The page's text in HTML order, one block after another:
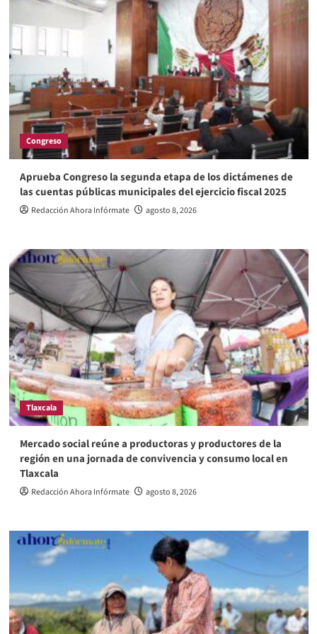
Congreso
Aprueba Congreso la segunda etapa de los dictámenes de
las cuentas públicas municipales del ejercicio fiscal 2025
Redacción Ahora Infórmate agosto 8, 2026
Tlaxcala
Mercado social reúne a productoras y productores de la
región en una jornada de convivencia y consumo local en
Tlaxcala
Redacción Ahora Infórmate agosto 8, 2026